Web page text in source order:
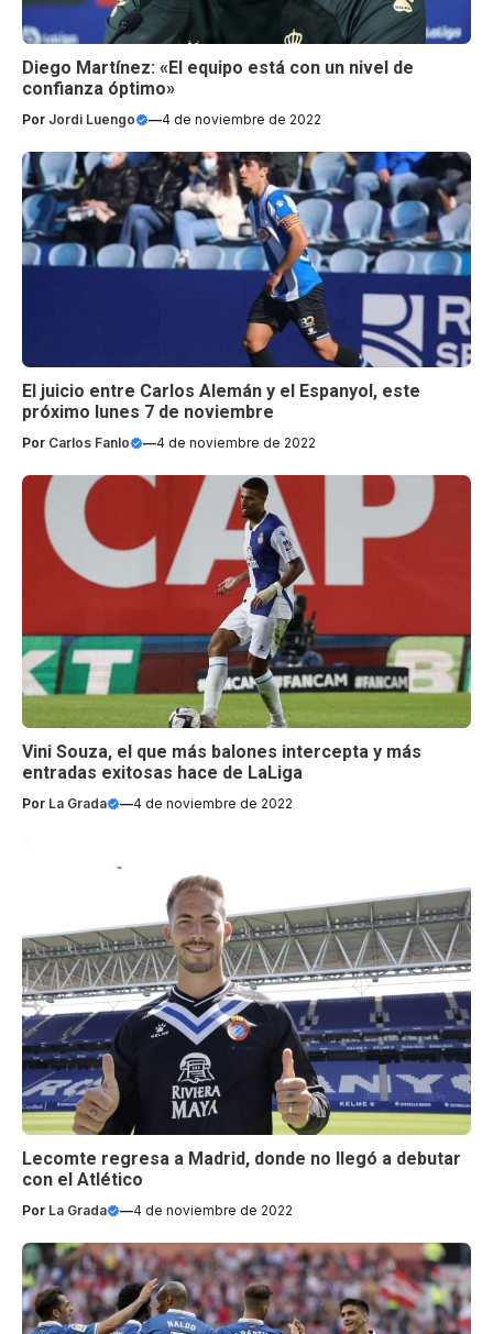
Diego Martínez: «El equipo está con un nivel de
confianza óptimo»
Por Jordi Luengo —4 de noviembre de 2022
El juicio entre Carlos Alemán y el Espanyol, este
próximo lunes 7 de noviembre
Por Carlos Fanlo —4 de noviembre de 2022
Vini Souza, el que más balones intercepta y más
entradas exitosas hace de LaLiga
Por La Grada —4 de noviembre de 2022
Lecomte regresa a Madrid, donde no llegó a debutar
con el Atlético
Por La Grada —4 de noviembre de 2022